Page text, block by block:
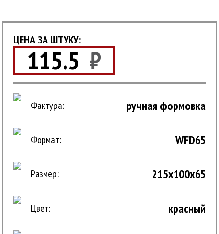
ЦЕНА ЗА ШТУКУ:
115.5 ₽
Фактура: ручная формовка
Формат: WFD65
Размер: 215x100x65
Цвет: красный